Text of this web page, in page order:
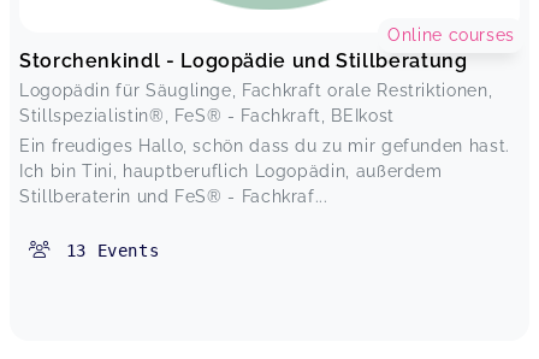
Storchenkindl - Logopädie und Stillberatung
Logopädin für Säuglinge, Fachkraft orale Restriktionen,
Stillspezialistin®, FeS® - Fachkraft, BEIkost
Ein freudiges Hallo, schön dass du zu mir gefunden hast.
Ich bin Tini, hauptberuflich Logopädin, außerdem
Stillberaterin und FeS® - Fachkraf...
Online courses
13 Events